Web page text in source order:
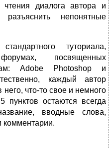
диалога автора и
непонятные
туториала,
посвященных
Adobe Photoshop и
каждый автор
него, что-то свое и немного
пунктов остаются всегда
вводные слова,
комментарии.